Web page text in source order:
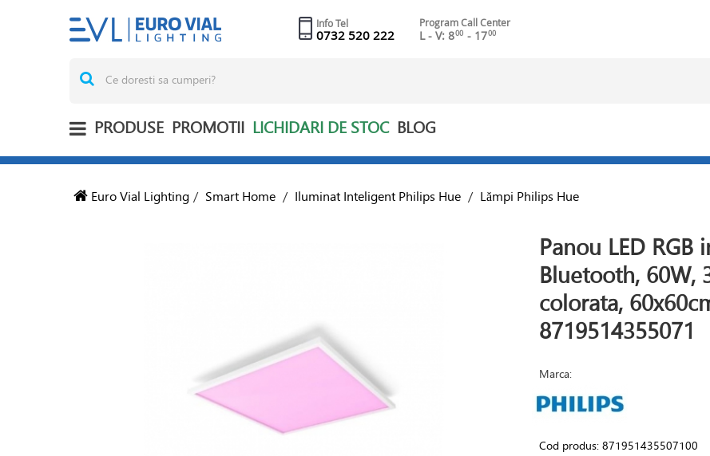
Info Tel
0732 520 222
Program Call Center
L - V: 800 - 1700
PRODUSE PROMOTII LICHIDARI DE STOC BLOG
Euro Vial Lighting / Smart Home / Iluminat Inteligent Philips Hue / Lămpi Philips Hue
Panou LED
Bluetooth, 60W,
colorata,
8719514355071
Marca:
Cod produs:871951435507100